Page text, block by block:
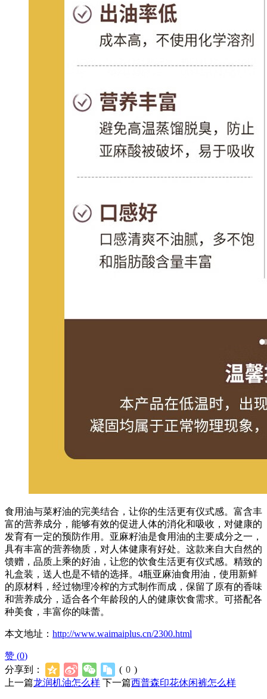
食用油与菜籽油的完美结合，让你的生活更有仪式感。富含丰
富的营养成分，能够有效的促进人体的消化和吸收，对健康的
发育有一定的预防作用。亚麻籽油是食用油的主要成分之一，
具有丰富的营养物质，对人体健康有好处。这款来自大自然的
馈赠，品质上乘的好油，让您的饮食生活更有仪式感。精致的
礼盒装，送人也是不错的选择。4瓶亚麻油食用油，使用新鲜
的原材料，经过物理冷榨的方式制作而成，保留了原有的香味
和营养成分，适合各个年龄段的人的健康饮食需求。可搭配各
种美食，丰富你的味蕾。
本文地址： http://www.waimaiplus.cn/2300.html
赞 (0)
分享到：
( 0 )
上一篇龙润机油怎么样 下一篇西普森印花休闲裤怎么样